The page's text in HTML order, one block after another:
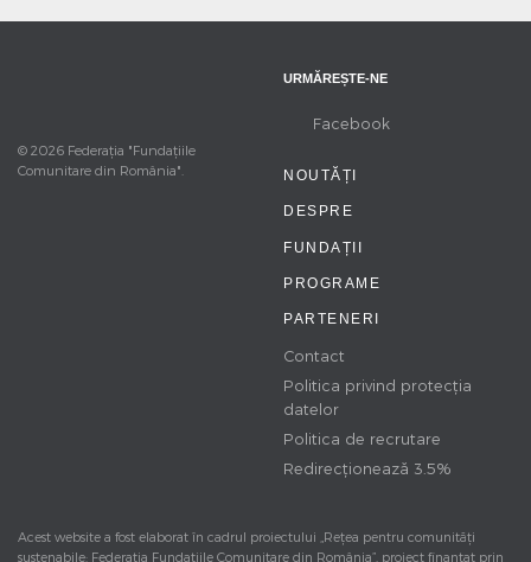
© 2026 Federația "Fundațiile
Comunitare din România".
URMĂREȘTE-NE
Facebook
NOUTĂȚI
DESPRE
FUNDAȚII
PROGRAME
PARTENERI
Contact
Politica privind protecția
datelor
Politica de recrutare
Redirecționează 3.5%
Acest website a fost elaborat în cadrul proiectului „Rețea pentru comunități
sustenabile: Federația Fundațiile Comunitare din România”, proiect finanţat prin